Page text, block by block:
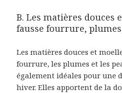
B. Les matières douces
fausse fourrure,
Les matières douces et
fourrure, les plumes et les
également idéales pour une
hiver. Elles apportent de la